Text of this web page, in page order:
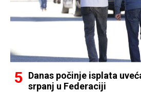
Danas počinje isplata
srpanj u Federaciji